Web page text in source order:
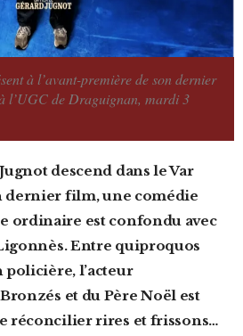
à l’avant-première de son dernier
l’UGC de Draguignan, mardi 3
descend dans le Var
dernier film, une comédie
ordinaire est confondu avec
. Entre quiproquos
policière, l’acteur
Bronzés et du Père Noël est
réconcilier rires et frissons…